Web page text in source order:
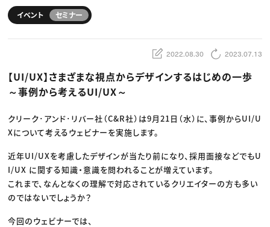
スキルアップしたい！
デザイン
編集・ライティング
マーケティング
ディレクション
業界解説・キャリア事情
TOP Creator’s コラム
Webクリエイター
アプリクリエイター
ゲームクリエイター
映像クリエイター
クリエイターインタビュー
C＆R Magazine
セミナー
ニュース・トレンド トップ
Web
ゲーム・エンタメ
広告
出版
CREATIVE VILLAGEからのお知らせ
イベント セミナー
2022.08.30 2023.07.13
【UI/UX】さまざまな視点からデザインするはじめの一歩
～事例から考えるUI/UX～
クリーク･アンド･リバー社（C&R社）は9月21日（水）に、事例からUI/U
Xについて考えるウェビナーを実施します。
近年UI/UXを考慮したデザインが当たり前になり、採用面接などでもU
I/UX に関する知識・意識を問われることが増えています。
これまで、なんとなくの理解で対応されているクリエイターの方も多い
のではないでしょうか？
今回のウェビナーでは、